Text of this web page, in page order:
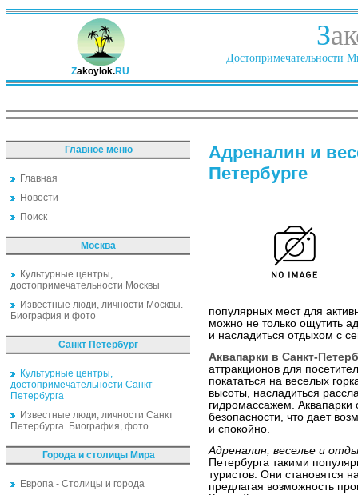
Zakoylok.RU
З
Достопримечательности
Главное меню
Главная
Новости
Поиск
Москва
Культурные центры,
достопримечательности Москвы
Известные люди, личности Москвы.
Биография и фото
Санкт Петербург
Культурные центры,
достопримечательности Санкт
Петербурга
Известные люди, личности Санкт
Петербурга. Биография, фото
Города и столицы Мира
Европа - Столицы и города
Адреналин и
Петербурге
популярных мест для
можно не только ощутить
и насладиться отдыхом с
Аквапарки в Санкт-
аттракционов для
покататься на веселых
высоты, насладиться
гидромассажем.
безопасности, что дает
и спокойно.
Адреналин, веселье и
Петербурга такими
туристов. Они становятся
предлагая возможность